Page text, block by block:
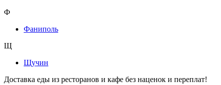
Ф
Фаниполь
Щ
Щучин
Доставка еды из ресторанов и кафе без наценок и переплат!